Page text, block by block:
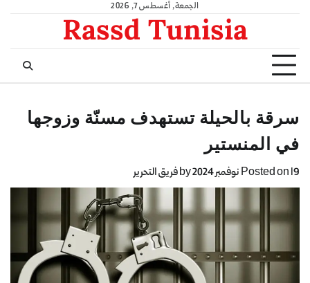
الجمعة, أغسطس 7, 2026
Rassd Tunisia
سرقة بالحيلة تستهدف مسنّة وزوجها
في المنستير
Posted on19 نوفمبر 2024 فريق التحرير